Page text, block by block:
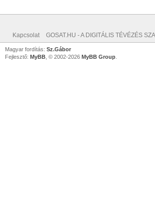
Kapcsolat GOSAT.HU - A DIGITÁLIS TÉVÉZÉS
Magyar fordítás: Sz.Gábor
Fejlesztő: MyBB , © 2002-2026 MyBB Group